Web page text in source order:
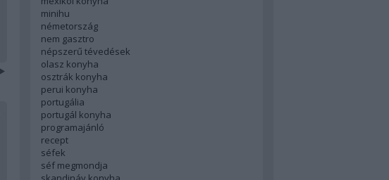
minihu
németország
nem gasztro
népszerű tévedések
olasz konyha
osztrák konyha
perui konyha
portugália
portugál konyha
programajánló
recept
séfek
séf megmondja